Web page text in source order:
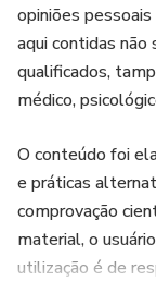
opiniões
aqui contidas
qualificados,
médico,
O conteúdo foi
e práticas
comprovação
material, o
utilização é de